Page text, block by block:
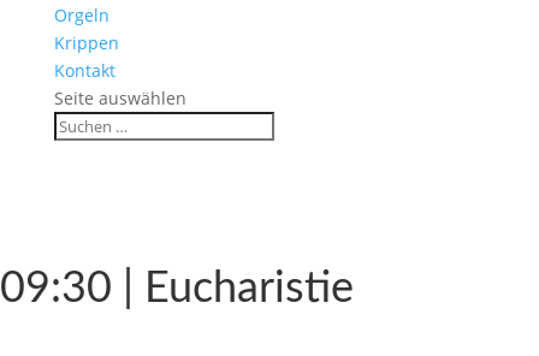
Orgeln
Krippen
Kontakt
Seite auswählen
09:30 | Eucharistie